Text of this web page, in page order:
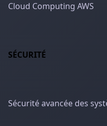
Cloud Computing AWS
SÉCURITÉ
Sécurité avancée des